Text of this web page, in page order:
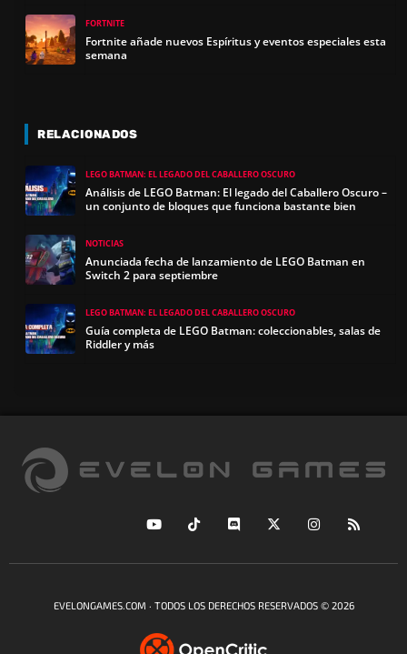
FORTNITE
Fortnite añade nuevos Espíritus y eventos especiales esta
semana
RELACIONADOS
LEGO BATMAN: EL LEGADO DEL CABALLERO OSCURO
Análisis de LEGO Batman: El legado del Caballero Oscuro –
un conjunto de bloques que funciona bastante bien
NOTICIAS
Anunciada fecha de lanzamiento de LEGO Batman en
Switch 2 para septiembre
LEGO BATMAN: EL LEGADO DEL CABALLERO OSCURO
Guía completa de LEGO Batman: coleccionables, salas de
Riddler y más
EVELONGAMES.COM · TODOS LOS DERECHOS RESERVADOS © 2026